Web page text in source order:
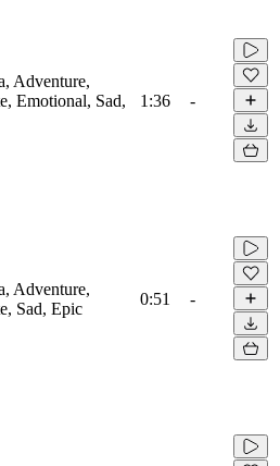
Adventure,
Emotional, Sad,
1:36 -
Adventure,
Sad, Epic
0:51 -